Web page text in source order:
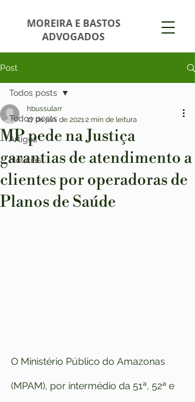
MOREIRA E BASTOS
ADVOGADOS
Post
Todos posts
Artigos
Notícias
Todos posts
MP pede na Justiça
garantias de atendimento a
clientes por operadoras de
Planos de Saúde
hbussularr
17 de jan. de 20212 min de leitura
O Ministério Público do Amazonas
(MPAM), por intermédio da 51ª, 52ª e